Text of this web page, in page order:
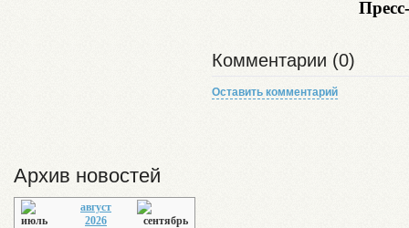
Архив новостей
август
2026
Комментарии (0)
Оставить комментарий